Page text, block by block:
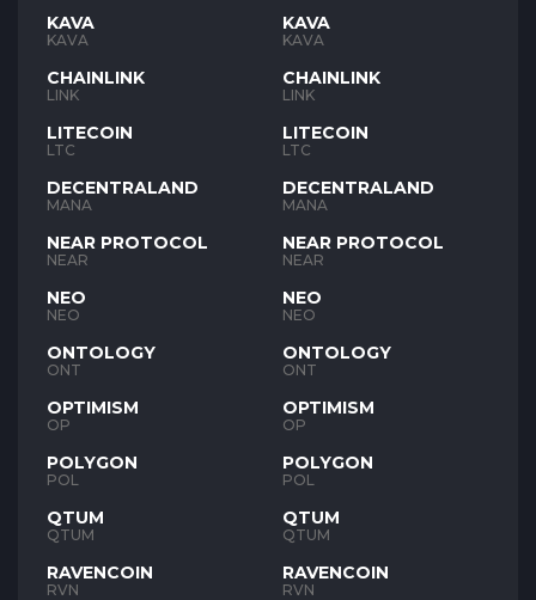
KAVA
KAVA
CHAINLINK
LINK
LITECOIN
LTC
DECENTRALAND
MANA
NEAR PROTOCOL
NEAR
NEO
NEO
ONTOLOGY
ONT
OPTIMISM
OP
POLYGON
POL
QTUM
QTUM
RAVENCOIN
RVN
KAVA
KAVA
CHAINLINK
LINK
LITECOIN
LTC
DECENTRALAND
MANA
NEAR PROTOCOL
NEAR
NEO
NEO
ONTOLOGY
ONT
OPTIMISM
OP
POLYGON
POL
QTUM
QTUM
RAVENCOIN
RVN